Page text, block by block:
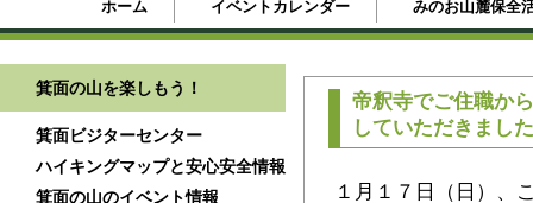
ホーム イベントカレンダー みのお山麓保全
箕面の山を楽しもう！
箕面ビジターセンター
ハイキングマップと安心安全情報
箕面の山のイベント情報
帝釈寺でご住職か
していただきまし
１月１７日（日）、